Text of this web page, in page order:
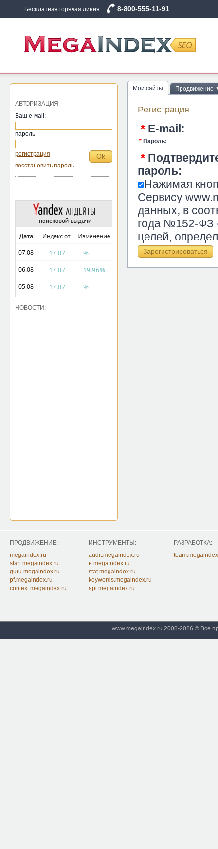
Бесплатная горячая линия 8-800-555-11-91
АВТОРИЗАЦИЯ
Ваш е-маil:
пароль:
регистрация
восстановить пароль
НОВОСТИ:
Мои сайты Продвижение
Pегистрация
* E-mail:
* Пароль:
*
пароль:
Нажимая
Сервису
данных, в
года №152-ФЗ
целей,
ПРОДВИЖЕНИЕ:
megaindex.ru
start.megaindex.ru
guru.megaindex.ru
pf.megaindex.ru
context.megaindex.ru
ИНСТРУМЕНТЫ:
audit.megaindex.ru
e.megaindex.ru
stat.megaindex.ru
keywords.megaindex.ru
api.megaindex.ru
РАЗРАБОТКА:
www.megaindex.ru 2008-2026 © Все